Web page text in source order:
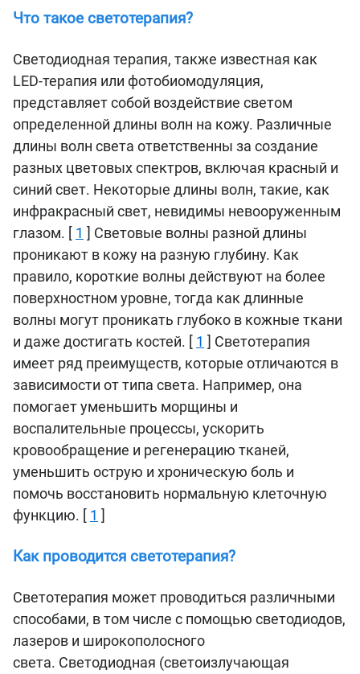
Что такое светотерапия?
Светодиодная терапия, также известная как
LED-терапия или фотобиомодуляция,
представляет собой воздействие светом
определенной длины волн на кожу. Различные
длины волн света ответственны за создание
разных цветовых спектров, включая красный и
синий свет. Некоторые длины волн, такие, как
инфракрасный свет, невидимы невооруженным
глазом. [ 1 ] Световые волны разной длины
проникают в кожу на разную глубину. Как
правило, короткие волны действуют на более
поверхностном уровне, тогда как длинные
волны могут проникать глубоко в кожные ткани
и даже достигать костей. [ 1 ] Светотерапия
имеет ряд преимуществ, которые отличаются в
зависимости от типа света. Например, она
помогает уменьшить морщины и
воспалительные процессы, ускорить
кровообращение и регенерацию тканей,
уменьшить острую и хроническую боль и
помочь восстановить нормальную клеточную
функцию. [ 1 ]
Как проводится светотерапия?
Светотерапия может проводиться различными
способами, в том числе с помощью светодиодов,
лазеров и широкополосного
света. Светодиодная (светоизлучающая